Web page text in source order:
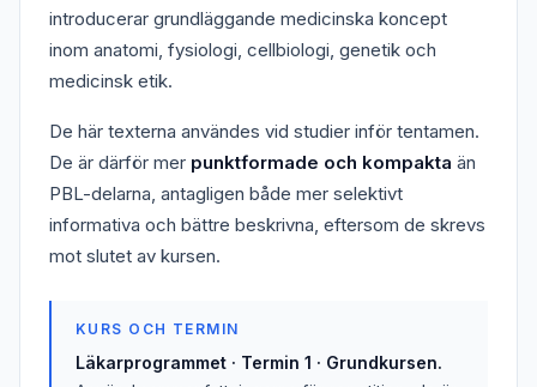
introducerar grundläggande medicinska koncept
inom anatomi, fysiologi, cellbiologi, genetik och
medicinsk etik.
De här texterna användes vid studier inför tentamen.
De är därför mer punktformade och kompakta än
PBL-delarna, antagligen både mer selektivt
informativa och bättre beskrivna, eftersom de skrevs
mot slutet av kursen.
KURS OCH TERMIN
Läkarprogrammet · Termin 1 · Grundkursen.